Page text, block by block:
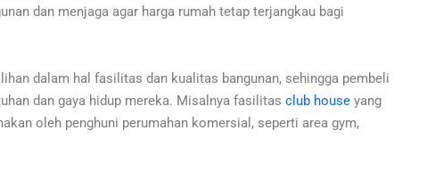
dan menjaga agar harga rumah tetap terjangkau bagi
dalam hal fasilitas dan kualitas bangunan, sehingga pembeli
dan gaya hidup mereka. Misalnya fasilitas club house yang
oleh penghuni perumahan komersial, seperti area gym,